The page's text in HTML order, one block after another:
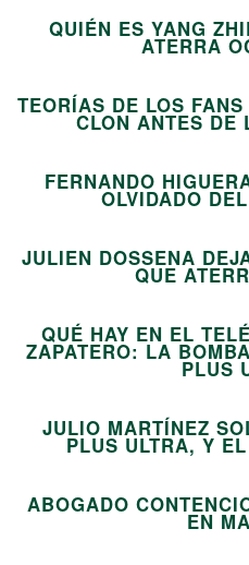
QUIÉN ES YANG
ATERRA
TEORÍAS DE LOS
CLON ANTES DE
FERNANDO
OLVIDADO
JULIEN DOSSENA
QUE
QUÉ HAY EN EL
ZAPATERO: LA
PLUS
JULIO MARTÍNEZ
PLUS ULTRA, Y
ABOGADO
EN